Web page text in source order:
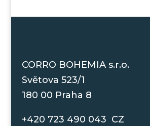
CORRO BOHEMIA s.r.o.
Světova 523/1
180 00 Praha 8
+420 723 490 043 CZ